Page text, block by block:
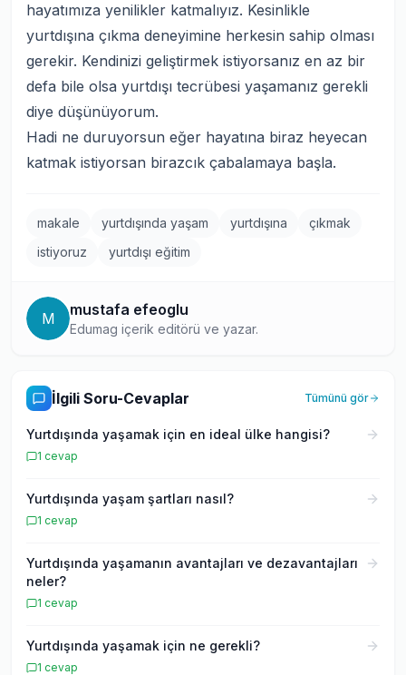
hayatımıza yenilikler katmalıyız. Kesinlikle
yurtdışına çıkma deneyimine herkesin sahip olması
gerekir. Kendinizi geliştirmek istiyorsanız en az bir
defa bile olsa yurtdışı tecrübesi yaşamanız gerekli
diye düşünüyorum.
Hadi ne duruyorsun eğer hayatına biraz heyecan
katmak istiyorsan birazcık çabalamaya başla.
makale yurtdışında yaşam yurtdışına
çıkmak
istiyoruz
yurtdışı eğitim
M mustafa efeoglu
Edumag içerik editörü ve yazar.
İlgili Soru-Cevaplar Tümünü gör
Yurtdışında yaşamak için en ideal ülke hangisi?
1 cevap
Yurtdışında yaşam şartları nasıl?
1 cevap
Yurtdışında yaşamanın avantajları ve dezavantajları
neler?
1 cevap
Yurtdışında yaşamak için ne gerekli?
1 cevap